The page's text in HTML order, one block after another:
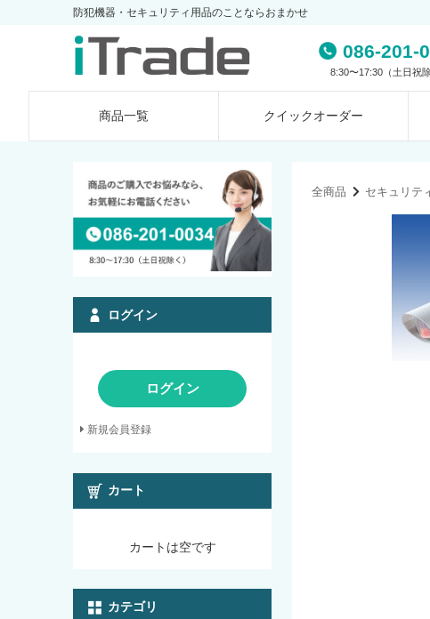
防犯機器・セキュリティ用品のことならおまかせ
086-201-
8:30〜17:30（土日祝除
商品一覧 クイックオーダー
全商品 セキュリテ
ログイン
ログイン
新規会員登録
カート
カートは空です
カテゴリ